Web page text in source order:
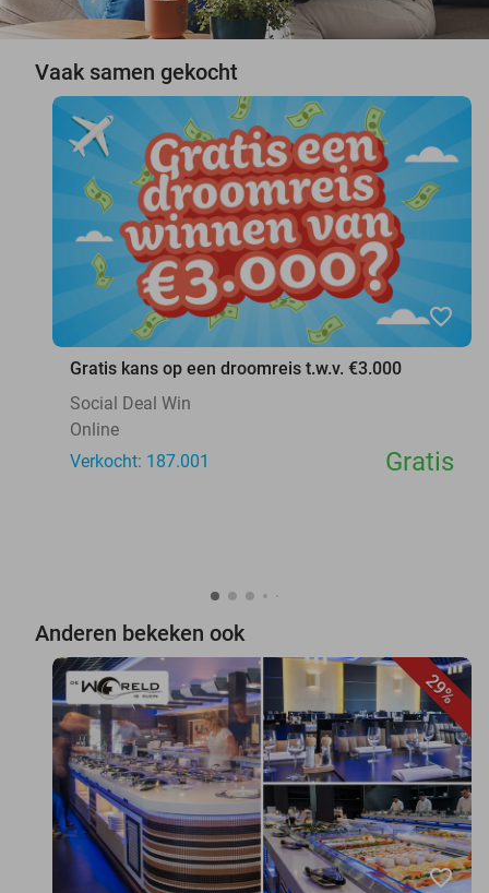
Vaak samen gekocht
favorite_border
Gratis kans op een droomreis t.w.v. €3.000
Social Deal Win
Online
Verkocht: 187.001
Gratis
Anderen bekeken ook
29%
favorite_border